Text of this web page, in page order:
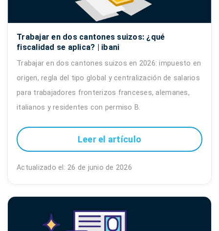
Trabajar en dos cantones suizos: ¿qué
fiscalidad se aplica? | ibani
Trabajar en dos cantones suizos en 2026: impuesto en
origen, regla del tipo global y centralización de salarios
para trabajadores fronterizos franceses, alemanes,
italianos y residentes con permiso B.
Leer el artículo
Actualizado el: 26 de junio de 2026